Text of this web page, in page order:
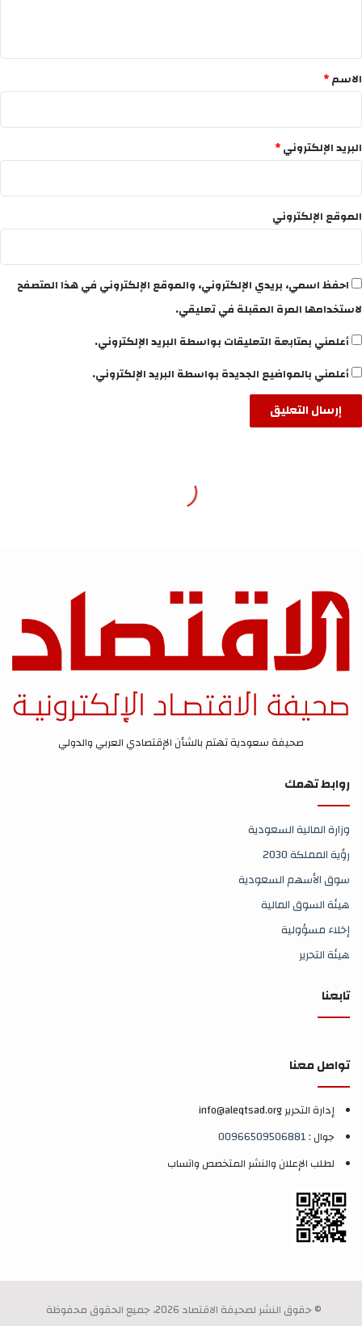
صحيفة سعودية تهتم بالشأن الإقتصادي العربي والدولي
روابط تهمك
وزارة المالية السعودية
رؤية المملكة 2030
سوق الأسهم السعودية
هيئة السوق المالية
إخلاء مسؤولية
هيئة التحرير
تابعنا
تواصل معنا
إدارة التحرير info@aleqtsad.org
جوال :00966509506881
لطلب الإعلان والنشر المتخصص واتساب
© حقوق النشر لصحيفة الاقتصاد 2026، جميع الحقوق محفوظة